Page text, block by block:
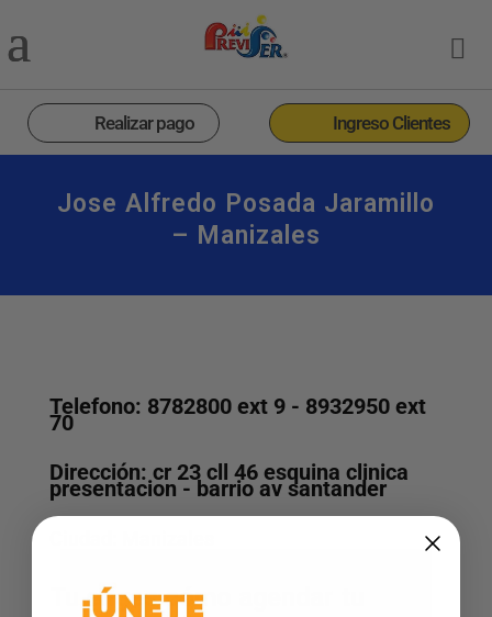
Realizar pago Ingreso Clientes
Jose Alfredo Posada Jaramillo
– Manizales
Telefono: 8782800 ext 9 - 8932950 ext
70
Dirección: cr 23 cll 46 esquina clinica
presentacion - barrio av santander
Tu eliges cómo agendar tu